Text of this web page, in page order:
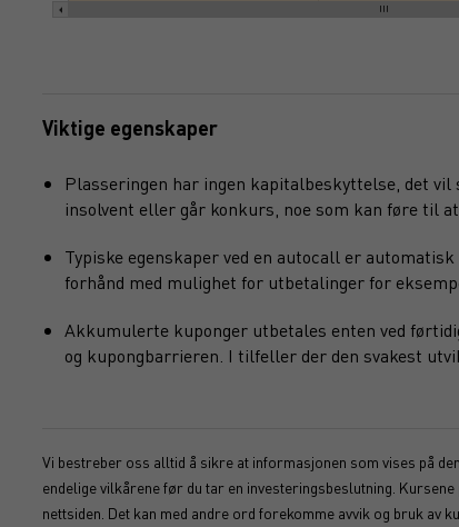
Viktige egenskaper
Plasseringen har ingen kapitalbeskyttelse, det
insolvent eller går konkurs, noe som kan føre til
Typiske egenskaper ved en autocall er
forhånd med mulighet for utbetalinger for
Akkumulerte kuponger utbetales enten ved
og kupongbarrieren. I tilfeller der den svakest
Vi bestreber oss alltid å sikre at informasjonen som vises på
endelige vilkårene før du tar en investeringsbeslutning.
nettsiden. Det kan med andre ord forekomme avvik og bruk av